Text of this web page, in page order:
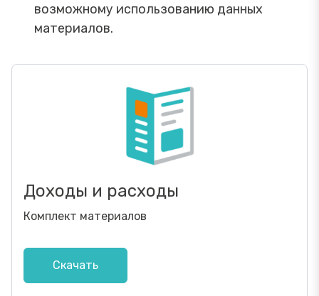
возможному использованию данных
материалов.
Доходы и расходы
Комплект материалов
Скачать